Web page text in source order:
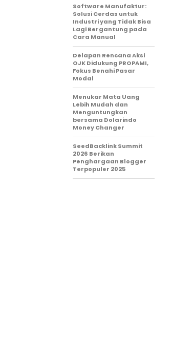
Software Manufaktur:
Solusi Cerdas untuk
Industri yang Tidak Bisa
Lagi Bergantung pada
Cara Manual
Delapan Rencana Aksi
OJK Didukung PROPAMI,
Fokus Benahi Pasar
Modal
Menukar Mata Uang
Lebih Mudah dan
Menguntungkan
bersama Dolarindo
Money Changer
SeedBacklink Summit
2026 Berikan
Penghargaan Blogger
Terpopuler 2025